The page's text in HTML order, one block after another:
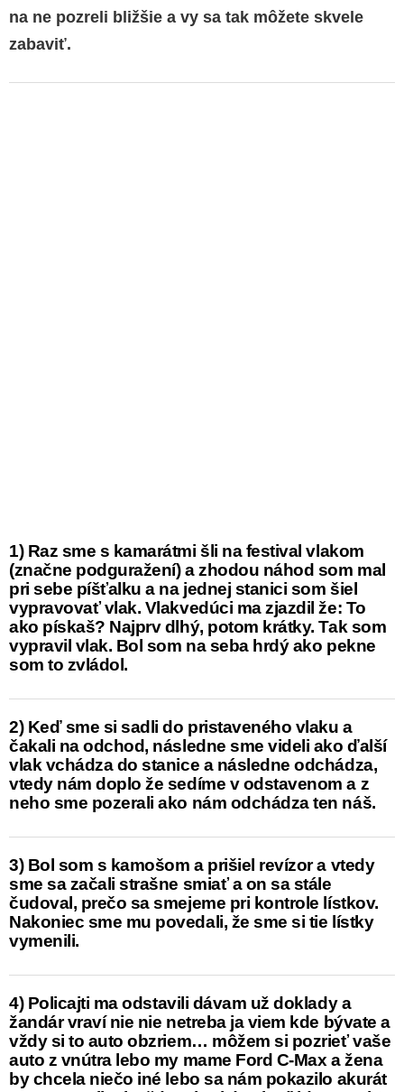
na ne pozreli bližšie a vy sa tak môžete skvele
zabaviť.
1) Raz sme s kamarátmi šli na festival vlakom
(značne podguražení) a zhodou náhod som mal
pri sebe píšťalku a na jednej stanici som šiel
vypravovať vlak. Vlakvedúci ma zjazdil že: To
ako pískaš? Najprv dlhý, potom krátky. Tak som
vypravil vlak. Bol som na seba hrdý ako pekne
som to zvládol.
2) Keď sme si sadli do pristaveného vlaku a
čakali na odchod, následne sme videli ako ďalší
vlak vchádza do stanice a následne odchádza,
vtedy nám doplo že sedíme v odstavenom a z
neho sme pozerali ako nám odchádza ten náš.
3) Bol som s kamošom a prišiel revízor a vtedy
sme sa začali strašne smiať a on sa stále
čudoval, prečo sa smejeme pri kontrole lístkov.
Nakoniec sme mu povedali, že sme si tie lístky
vymenili.
4) Policajti ma odstavili dávam už doklady a
žandár vraví nie nie netreba ja viem kde bývate a
vždy si to auto obzriem… môžem si pozrieť vaše
auto z vnútra lebo my mame Ford C-Max a žena
by chcela niečo iné lebo sa nám pokazilo akurát